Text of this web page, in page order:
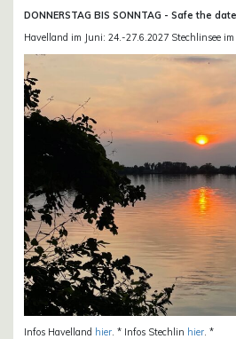
DONNERSTAG BIS SONNTAG - Safe the
Havelland im Juni: 24.-27.6.2027 Stechlinsee
Infos Havelland hier . * Infos Stechlin hier . *